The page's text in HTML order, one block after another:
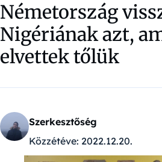
Németország
Nigériának azt,
elvettek tőlük
Szerkesztőség
Közzétéve: 2022.12.20.